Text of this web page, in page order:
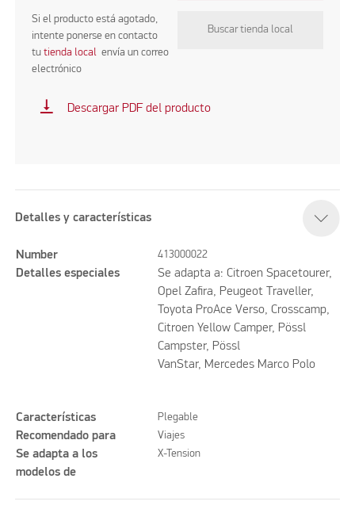
Si el producto está agotado,
intente ponerse en contacto
tutienda localenvía un correo
electrónico
Buscar tienda local
vertical_align_bottom Descargar PDF del producto
Detalles y características
Number 413000022
Detalles especiales
Se adapta a: Citroen Spacetourer,
Opel Zafira, Peugeot Traveller,
Toyota ProAce Verso, Crosscamp,
Citroen Yellow Camper, Pössl
Campster, Pössl
VanStar, Mercedes Marco Polo
Características Plegable
Recomendado para Viajes
Se adapta a los
modelos de
X-Tension